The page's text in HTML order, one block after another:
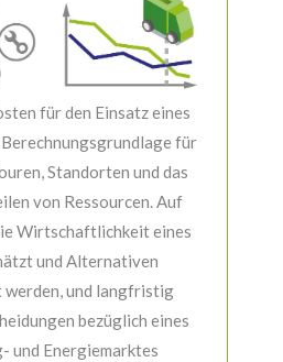
für den Einsatz eines
für
Standorten und das
von Ressourcen. Auf
Wirtschaftlichkeit eines
und Alternativen
und langfristig
bezüglich eines
und Energiemarktes